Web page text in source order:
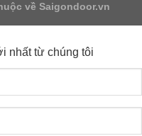
về Saigondoor.vn
nhất từ chúng tôi